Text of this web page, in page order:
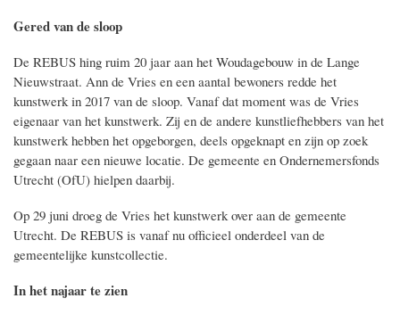
Gered van de sloop
De REBUS hing ruim 20 jaar aan het Woudagebouw in de Lange
Nieuwstraat. Ann de Vries en een aantal bewoners redde het
kunstwerk in 2017 van de sloop. Vanaf dat moment was de Vries
eigenaar van het kunstwerk. Zij en de andere kunstliefhebbers van het
kunstwerk hebben het opgeborgen, deels opgeknapt en zijn op zoek
gegaan naar een nieuwe locatie. De gemeente en Ondernemersfonds
Utrecht (OfU) hielpen daarbij.
Op 29 juni droeg de Vries het kunstwerk over aan de gemeente
Utrecht. De REBUS is vanaf nu officieel onderdeel van de
gemeentelijke kunstcollectie.
In het najaar te zien